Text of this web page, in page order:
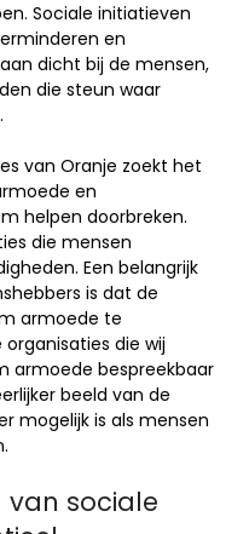
Sociale initiatieven
en
dicht bij de mensen,
die steun waar
van Oranje zoekt het
en
helpen doorbreken.
die mensen
Een belangrijk
is dat de
armoede te
die wij
armoede bespreekbaar
beeld van de
mogelijk is als mensen
van sociale